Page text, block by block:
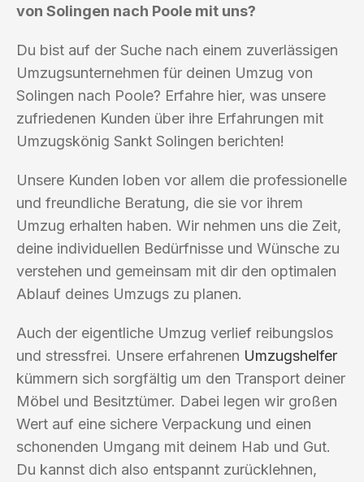
von Solingen nach Poole mit uns?
Du bist auf der Suche nach einem zuverlässigen
Umzugsunternehmen für deinen Umzug von
Solingen nach Poole? Erfahre hier, was unsere
zufriedenen Kunden über ihre Erfahrungen mit
Umzugskönig Sankt Solingen berichten!
Unsere Kunden loben vor allem die professionelle
und freundliche Beratung, die sie vor ihrem
Umzug erhalten haben. Wir nehmen uns die Zeit,
deine individuellen Bedürfnisse und Wünsche zu
verstehen und gemeinsam mit dir den optimalen
Ablauf deines Umzugs zu planen.
Auch der eigentliche Umzug verlief reibungslos
und stressfrei. Unsere erfahrenen Umzugshelfer
kümmern sich sorgfältig um den Transport deiner
Möbel und Besitztümer. Dabei legen wir großen
Wert auf eine sichere Verpackung und einen
schonenden Umgang mit deinem Hab und Gut.
Du kannst dich also entspannt zurücklehnen,